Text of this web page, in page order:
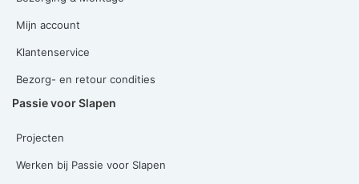
Mijn account
Klantenservice
Bezorg- en retour condities
Passie voor Slapen
Projecten
Werken bij Passie voor Slapen